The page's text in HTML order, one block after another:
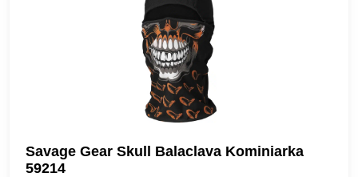
Savage Gear Skull Balaclava Kominiarka
59214